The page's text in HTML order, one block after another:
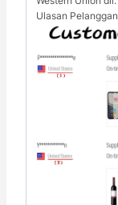
Ulasan Pelanggan